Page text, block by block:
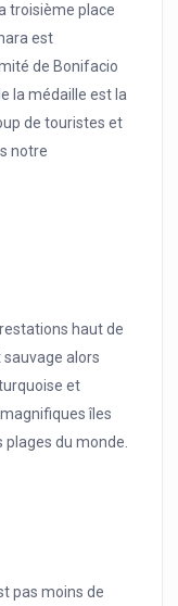
troisième place
est
de Bonifacio
la médaille est la
de touristes et
notre
haut de
sauvage alors
et
îles
du monde.
pas moins de